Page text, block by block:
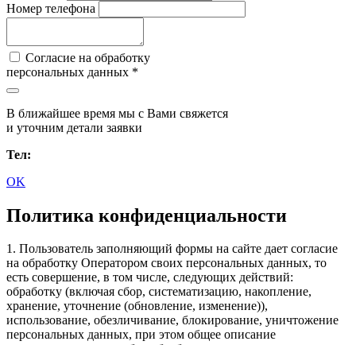
Номер телефона
Согласие на обработку
персональных данных *
В ближайшее время мы с Вами свяжется
и уточним детали заявки
Тел:
OK
Политика конфиденциальности
1. Пользователь заполняющий формы на сайте дает согласие
на обработку Оператором своих персональных данных, то
есть совершение, в том числе, следующих действий:
обработку (включая сбор, систематизацию, накопление,
хранение, уточнение (обновление, изменение)),
использование, обезличивание, блокирование, уничтожение
персональных данных, при этом общее описание